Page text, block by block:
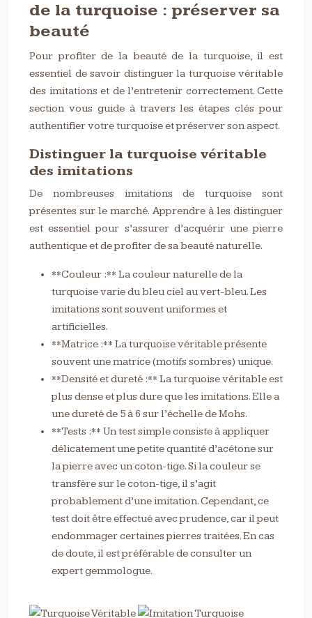
de la turquoise : préserver sa
beauté
Pour profiter de la beauté de la turquoise, il est
essentiel de savoir distinguer la turquoise véritable
des imitations et de l’entretenir correctement. Cette
section vous guide à travers les étapes clés pour
authentifier votre turquoise et préserver son aspect.
Distinguer la turquoise véritable
des imitations
De nombreuses imitations de turquoise sont
présentes sur le marché. Apprendre à les distinguer
est essentiel pour s’assurer d’acquérir une pierre
authentique et de profiter de sa beauté naturelle.
**Couleur :** La couleur naturelle de la
turquoise varie du bleu ciel au vert-bleu. Les
imitations sont souvent uniformes et
artificielles.
**Matrice :** La turquoise véritable présente
souvent une matrice (motifs sombres) unique.
**Densité et dureté :** La turquoise véritable est
plus dense et plus dure que les imitations. Elle a
une dureté de 5 à 6 sur l’échelle de Mohs.
**Tests :** Un test simple consiste à appliquer
délicatement une petite quantité d’acétone sur
la pierre avec un coton-tige. Si la couleur se
transfère sur le coton-tige, il s’agit
probablement d’une imitation. Cependant, ce
test doit être effectué avec prudence, car il peut
endommager certaines pierres traitées. En cas
de doute, il est préférable de consulter un
expert gemmologue.